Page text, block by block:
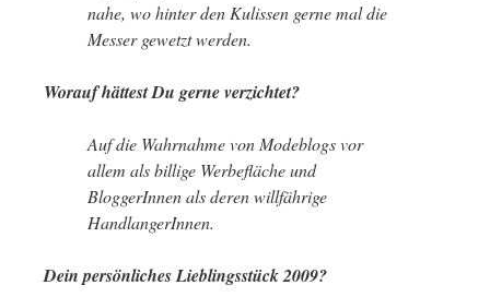
nahe, wo hinter den Kulissen gerne mal die
Messer gewetzt werden.
Worauf hättest Du gerne verzichtet?
Auf die Wahrnahme von Modeblogs vor
allem als billige Werbefläche und
BloggerInnen als deren willfährige
HandlangerInnen.
Dein persönliches Lieblingsstück 2009?